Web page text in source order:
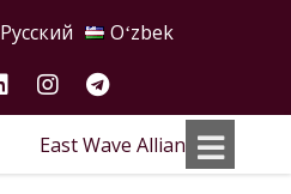
Русский Oʻzbek